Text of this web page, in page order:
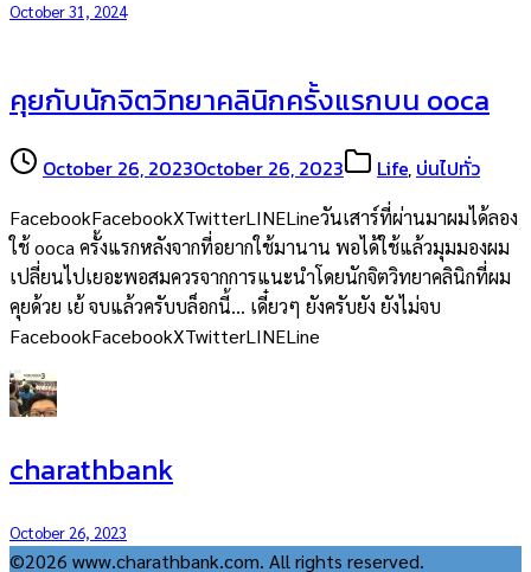
October 31, 2024
คุยกับนักจิตวิทยาคลินิกครั้งแรกบน ooca
October 26, 2023October 26, 2023 Life, บ่นไปทั่ว
FacebookFacebookXTwitterLINELineวันเสาร์ที่ผ่านมาผมได้ลอง
ใช้ ooca ครั้งแรกหลังจากที่อยากใช้มานาน พอได้ใช้แล้วมุมมองผม
เปลี่ยนไปเยอะพอสมควรจากการแนะนำโดยนักจิตวิทยาคลินิกที่ผม
คุยด้วย เย้ จบแล้วครับบล็อกนี้… เดี๋ยวๆ ยังครับยัง ยังไม่จบ
FacebookFacebookXTwitterLINELine
charathbank
October 26, 2023
©2026 www.charathbank.com. All rights reserved.